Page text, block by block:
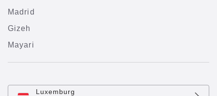
Madrid
Gizeh
Mayari
Luxemburg